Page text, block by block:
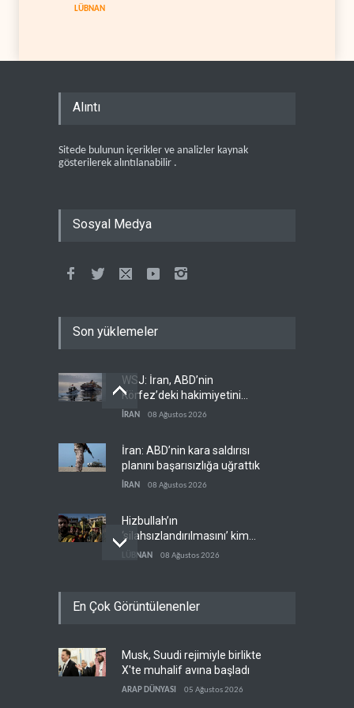
LÜBNAN
Alıntı
Sitede bulunun içerikler ve analizler kaynak
gösterilerek alıntılanabilir .
Sosyal Medya
Son yüklemeler
WSJ: İran, ABD’nin
Körfez’deki hakimiyetini
sona erdiriyor
İRAN 08 Ağustos 2026
İran: ABD’nin kara saldırısı
planını başarısızlığa uğrattık
İRAN 08 Ağustos 2026
Hizbullah’ın
‘silahsızlandırılmasını’ kim
denetleyecek?
LÜBNAN 08 Ağustos 2026
ganimeti’ yanıtı: Önce savaşı
Pentagon silah şirketlerinin
önünü açıyor
08 Ağustos 2026
En Çok Görüntülenenler
Musk, Suudi rejimiyle birlikte
X'te muhalif avına başladı
ARAP DÜNYASI 05 Ağustos 2026